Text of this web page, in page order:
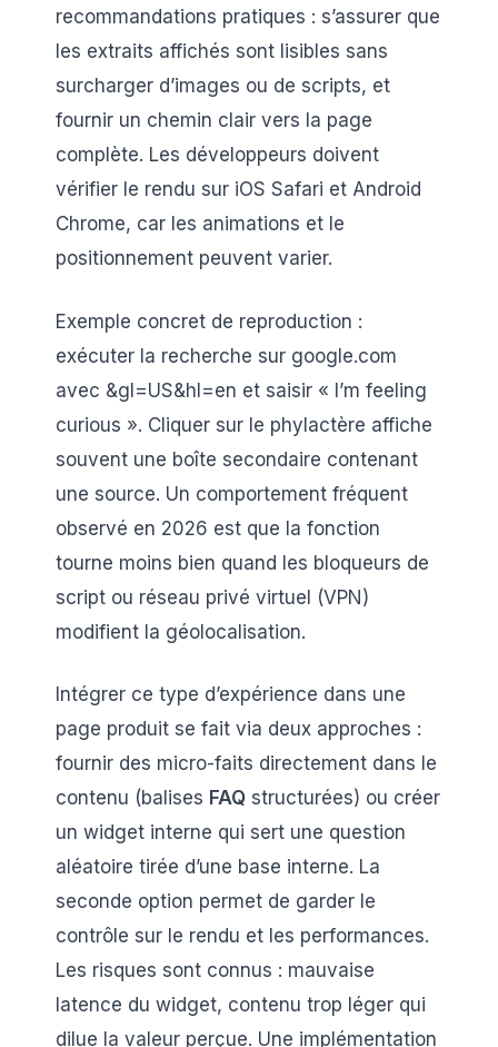
recommandations pratiques : s’assurer que
les extraits affichés sont lisibles sans
surcharger d’images ou de scripts, et
fournir un chemin clair vers la page
complète. Les développeurs doivent
vérifier le rendu sur iOS Safari et Android
Chrome, car les animations et le
positionnement peuvent varier.
Exemple concret de reproduction :
exécuter la recherche sur google.com
avec &gl=US&hl=en et saisir « I’m feeling
curious ». Cliquer sur le phylactère affiche
souvent une boîte secondaire contenant
une source. Un comportement fréquent
observé en 2026 est que la fonction
tourne moins bien quand les bloqueurs de
script ou réseau privé virtuel (VPN)
modifient la géolocalisation.
Intégrer ce type d’expérience dans une
page produit se fait via deux approches :
fournir des micro-faits directement dans le
contenu (balises FAQ structurées) ou créer
un widget interne qui sert une question
aléatoire tirée d’une base interne. La
seconde option permet de garder le
contrôle sur le rendu et les performances.
Les risques sont connus : mauvaise
latence du widget, contenu trop léger qui
dilue la valeur perçue. Une implémentation